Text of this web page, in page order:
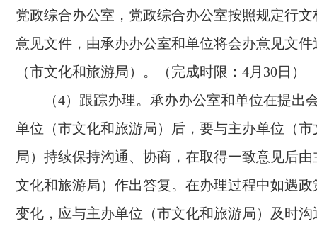
党政综合办公室，党政综合办公室按照规定行
意见文件，由承办办公室和单位将会办意见文
（市文化和旅游局）。（完成时限：4月30日）
（4）跟踪办理。承办办公室和单位在提出
单位（市文化和旅游局）后，要与主办单位（市
局）持续保持沟通、协商，在取得一致意见后
文化和旅游局）作出答复。在办理过程中如遇
变化，应与主办单位（市文化和旅游局）及时